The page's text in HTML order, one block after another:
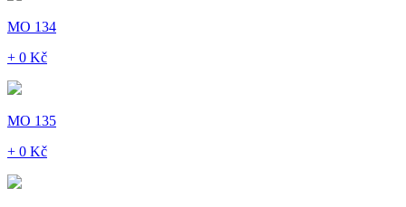
MO 134
+ 0 Kč
MO 135
+ 0 Kč